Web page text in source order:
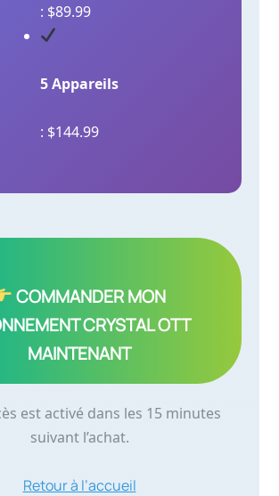
: $89.99
5 Appareils
: $144.99
COMMANDER MON
CRYSTAL OTT
MAINTENANT
est activé dans les 15 minutes
suivant l’achat.
Retour à l’accueil